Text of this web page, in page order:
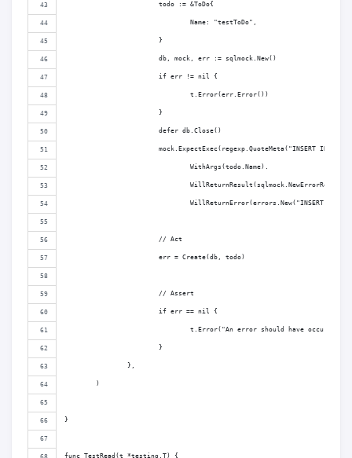
			todo := &ToDo{
				Name: "testToDo",
			}
			db, mock, err := sqlmock.New()
			if err != nil {
				t.Error(err.Error())
			}
			defer db.Close()
mock.ExpectExec(regexp.QuoteMeta("INSERT INTO
				WithArgs(todo.Name).
WillReturnError(errors.New("INSERT
			// Act
			err = Create(db, todo)
			// Assert
			if err == nil {
				t.Error("An error should have occurred.")
			}
		},
	)
}
func TestRead(t *testing.T) {